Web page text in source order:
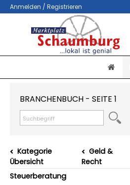
Anmelden / Registrieren
BRANCHENBUCH - SEITE 1
Kategorie
Übersicht
Geld &
Recht
Steuerberatung